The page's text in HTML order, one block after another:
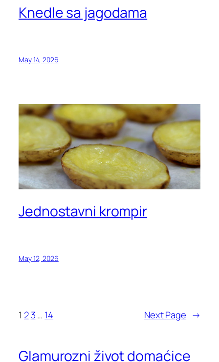
Knedle sa jagodama
May 14, 2026
Jednostavni krompir
May 12, 2026
1 2 3… 14 Next Page →
Glamurozni život domaćice